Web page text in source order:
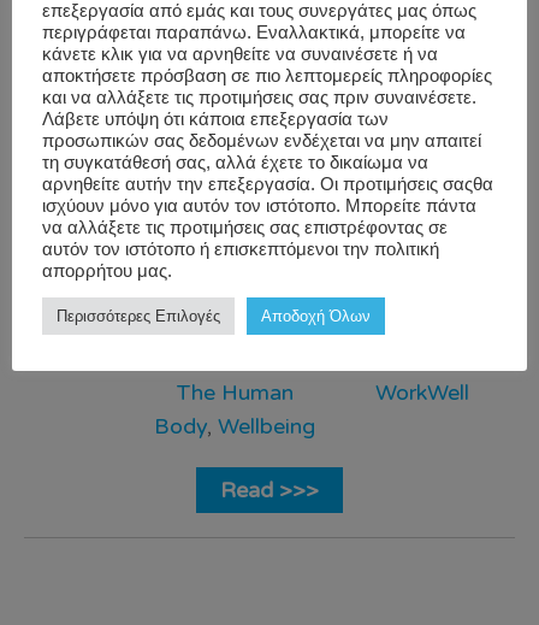
να αποτρέψει τη μελλοντική γνωστική παρακμή.
Νούμερο ένα: Αναζητάμε θετικές σχέσεις Μια […]
Workwell
Blog,Immune
System,
Nutrition,
Performance
and
Productivity,
Stress and
The Human
Body, Wellbeing
Positive
brainhealth,
corporate
wellness
provider
healthynutrition
WorkWell
Read >>>
επεξεργασία από εμάς και τους συνεργάτες μας όπως
περιγράφεται παραπάνω. Εναλλακτικά, μπορείτε να
κάνετε κλικ για να αρνηθείτε να συναινέσετε ή να
αποκτήσετε πρόσβαση σε πιο λεπτομερείς πληροφορίες
και να αλλάξετε τις προτιμήσεις σας πριν συναινέσετε.
Λάβετε υπόψη ότι κάποια επεξεργασία των
προσωπικών σας δεδομένων ενδέχεται να μην απαιτεί
τη συγκατάθεσή σας, αλλά έχετε το δικαίωμα να
αρνηθείτε αυτήν την επεξεργασία. Οι προτιμήσεις σαςθα
ισχύουν μόνο για αυτόν τον ιστότοπο. Μπορείτε πάντα
να αλλάξετε τις προτιμήσεις σας επιστρέφοντας σε
αυτόν τον ιστότοπο ή επισκεπτόμενοι την πολιτική
απορρήτου μας.
Περισσότερες Επιλογές Αποδοχή Όλων